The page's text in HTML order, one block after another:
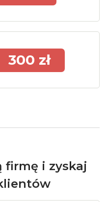
300 zł
firmę i zyskaj